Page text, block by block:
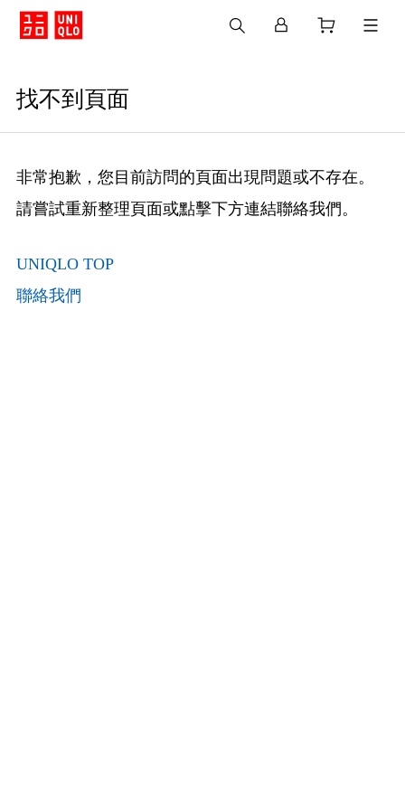
找不到頁面
非常抱歉，您目前訪問的頁面出現問題或不存在。
請嘗試重新整理頁面或點擊下方連結聯絡我們。
UNIQLO TOP
聯絡我們